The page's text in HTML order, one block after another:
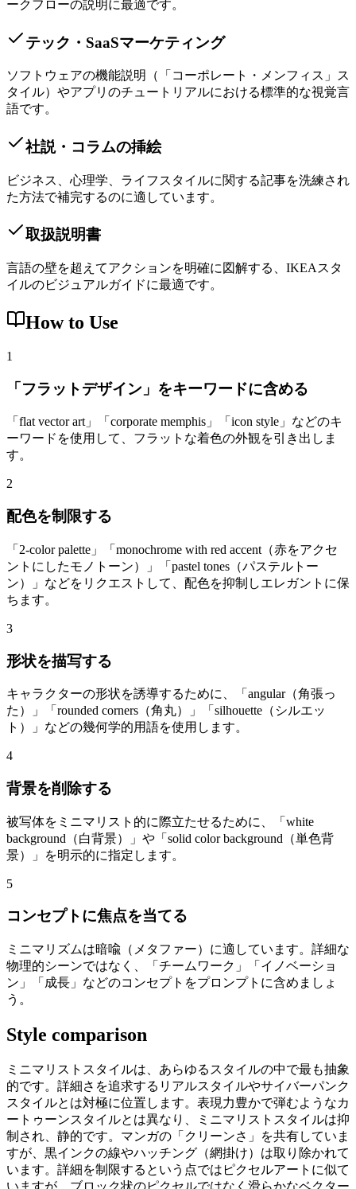
ークフローの説明に最適です。
テック・SaaSマーケティング
ソフトウェアの機能説明（「コーポレート・メンフィス」ス
タイル）やアプリのチュートリアルにおける標準的な視覚言
語です。
社説・コラムの挿絵
ビジネス、心理学、ライフスタイルに関する記事を洗練され
た方法で補完するのに適しています。
取扱説明書
言語の壁を超えてアクションを明確に図解する、IKEAスタ
イルのビジュアルガイドに最適です。
How to Use
1
「フラットデザイン」をキーワードに含める
「flat vector art」「corporate memphis」「icon style」などのキ
ーワードを使用して、フラットな着色の外観を引き出しま
す。
2
配色を制限する
「2-color palette」「monochrome with red accent（赤をアクセ
ントにしたモノトーン）」「pastel tones（パステルトー
ン）」などをリクエストして、配色を抑制しエレガントに保
ちます。
3
形状を描写する
キャラクターの形状を誘導するために、「angular（角張っ
た）」「rounded corners（角丸）」「silhouette（シルエッ
ト）」などの幾何学的用語を使用します。
4
背景を削除する
被写体をミニマリスト的に際立たせるために、「white
background（白背景）」や「solid color background（単色背
景）」を明示的に指定します。
5
コンセプトに焦点を当てる
ミニマリズムは暗喩（メタファー）に適しています。詳細な
物理的シーンではなく、「チームワーク」「イノベーショ
ン」「成長」などのコンセプトをプロンプトに含めましょ
う。
Style comparison
ミニマリストスタイルは、あらゆるスタイルの中で最も抽象
的です。詳細さを追求するリアルスタイルやサイバーパンク
スタイルとは対極に位置します。表現力豊かで弾むようなカ
ートゥーンスタイルとは異なり、ミニマリストスタイルは抑
制され、静的です。マンガの「クリーンさ」を共有していま
すが、黒インクの線やハッチング（網掛け）は取り除かれて
います。詳細を制限するという点ではピクセルアートに似て
いますが、ブロック状のピクセルではなく滑らかなベクター